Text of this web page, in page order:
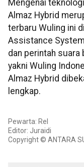
Mengenai
Almaz Hybrid
terbaru Wuling ini
Assistance
dan perintah
yakni Wuling
Almaz Hybrid
lengkap.
Pewarta: Rel
Editor: Juraidi
Copyright © ANTARA